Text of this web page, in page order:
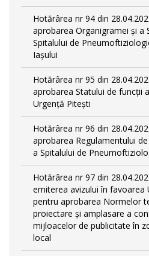
Hotărârea nr 94 din
aprobarea Organigramei și a
Spitalului de
Iașului
Hotărârea nr 95 din
aprobarea Statului de funcții
Urgență Pitești
Hotărârea nr 96 din
aprobarea Regulamentului
a Spitalului de
Hotărârea nr 97 din
emiterea avizului în favoarea
pentru aprobarea Normelor
proiectare şi amplasare a
mijloacelor de publicitate în
local